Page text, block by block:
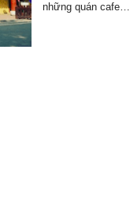
những quán cafe…